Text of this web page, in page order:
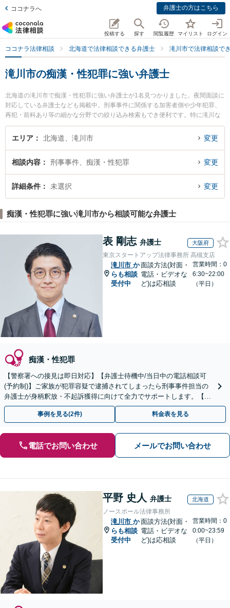
ココナラへ 弁護士の方はこちら
投稿する 探す 閲覧履歴 マイリスト ログイン
ココナラ法律相談 北海道で法律相談できる弁護士 滝川市で法律相談で
滝川市の痴漢・性犯罪に強い弁護士
北海道の滝川市で痴漢・性犯罪に強い弁護士が1名見つかりました。夜間面談に
対応している弁護士なども掲載中。刑事事件に関係する加害者側や少年犯罪、
再犯・前科あり等の細かな分野での絞り込み検索もでき便利です。特に滝川な
のはな法律事務所の大根田 紫織弁護士のプロフィール情報や弁護士費用、強み
などが注目されています。『滝川市で土日や夜間に発生した痴漢・性犯罪のト
できる滝川市内の弁護士に相談予約したい』などでお困りの相談者さんにおす
すめです。
エリア 北海道、滝川市 変更
相談内容 刑事事件、痴漢・性犯罪 変更
詳細条件 未選択 変更
痴漢・性犯罪に強い滝川市から相談可能な弁護士
表 剛志 弁護士 大阪府
東京スタートアップ法律事務所 高槻支店
滝川市 か
らも相談
受付中
面談方法(対面・
電話・ビデオな
ど)は応相談
営業時間：0
6:30~22:00
（平日）
痴漢・性犯罪
【警察署への接見は即日対応】【弁護士待機中/当日中の電話相談可
(予約制)】ご家族が犯罪容疑で逮捕されてしまったら刑事事件担当の
弁護士が身柄釈放・不起訴獲得に向けて全力でサポートします。【毎
月100名以上の相談実績】【全国対応】
事例を見る(2件) 料金表を見る
電話でお問い合わせ メールでお問い合わせ
平野 史人 弁護士 北海道
ノースポール法律事務所
滝川市 か
らも相談
受付中
面談方法(対面・
電話・ビデオな
ど)は応相談
営業時間：0
0:00~23:59
（平日）